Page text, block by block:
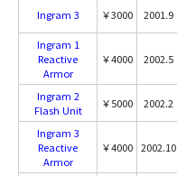
Ingram 3 ￥3000 2001.9
Ingram 1
Reactive
Armor
￥4000 2002.5
Ingram 2
Flash Unit
￥5000 2002.2
Ingram 3
Reactive
Armor
￥4000 2002.10